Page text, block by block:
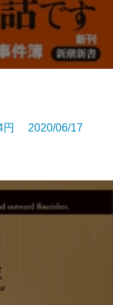
円 2020/06/17